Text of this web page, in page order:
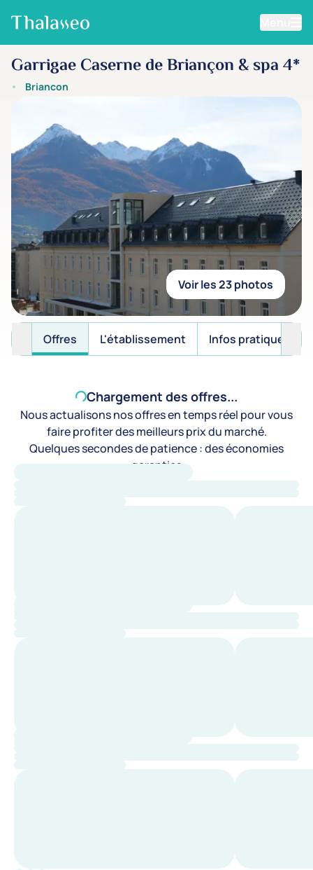
Aller au contenu principal
Garrigae Caserne de Briançon & spa 4*
Briancon
Voir les 23 photos
Offres L'établissement Infos pratiques
Chargement des offres...
Nous actualisons nos offres en temps réel pour vous
faire profiter des meilleurs prix du marché.
Quelques secondes de patience : des économies
garanties